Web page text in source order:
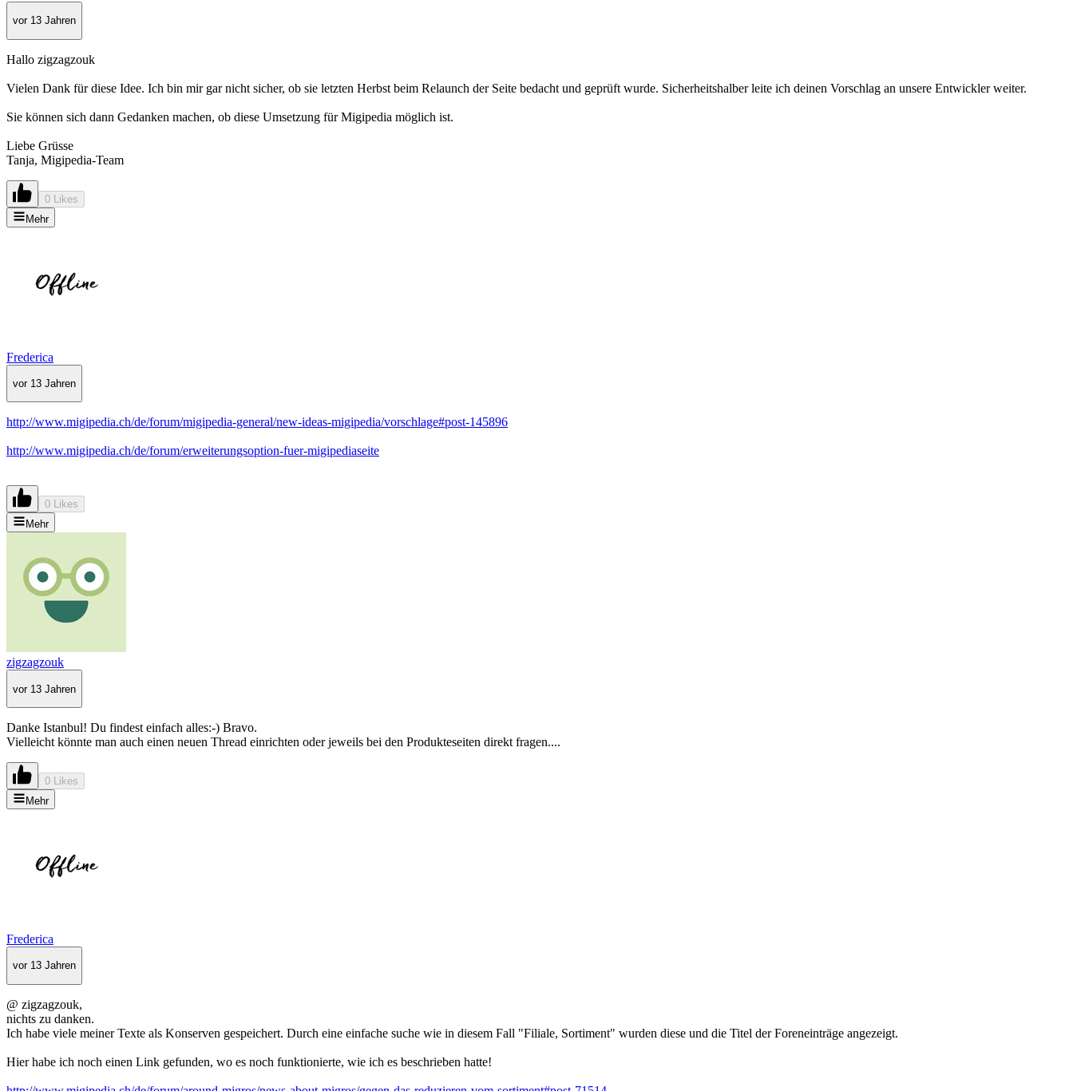
vor 13 Jahren
Hallo zigzagzouk
Vielen Dank für diese Idee. Ich bin mir gar nicht sicher, ob sie letzten Herbst beim Relaunch der Seite bedacht und geprüft wurde. Sicherheitshalber leite ich deinen Vorschlag an unsere Entwickler weiter.
Sie können sich dann Gedanken machen, ob diese Umsetzung für Migipedia möglich ist.
Liebe Grüsse
Tanja, Migipedia-Team
0 Likes
Mehr
Frederica
vor 13 Jahren
http://www.migipedia.ch/de/forum/migipedia-general/new-ideas-migipedia/vorschlage#post-145896
http://www.migipedia.ch/de/forum/erweiterungsoption-fuer-migipediaseite
0 Likes
Mehr
zigzagzouk
vor 13 Jahren
Danke Istanbul! Du findest einfach alles:-) Bravo.
Vielleicht könnte man auch einen neuen Thread einrichten oder jeweils bei den Produkteseiten direkt fragen....
0 Likes
Mehr
Frederica
vor 13 Jahren
@ zigzagzouk,
nichts zu danken.
Ich habe viele meiner Texte als Konserven gespeichert. Durch eine einfache suche wie in diesem Fall "Filiale, Sortiment" wurden diese und die Titel der Foreneinträge angezeigt.
Hier habe ich noch einen Link gefunden, wo es noch funktionierte, wie ich es beschrieben hatte!